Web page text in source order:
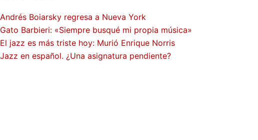
Andrés Boiarsky regresa a Nueva York
Gato Barbieri: «Siempre busqué mi propia música»
El jazz es más triste hoy: Murió Enrique Norris
Jazz en español. ¿Una asignatura pendiente?